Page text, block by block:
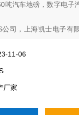
吨汽车地磅，数字电子
公司，上海凯士电子有
株式会社是韩国衡
之一，是世界上著名的
代理商，产品遍布世界
11-06
厂家